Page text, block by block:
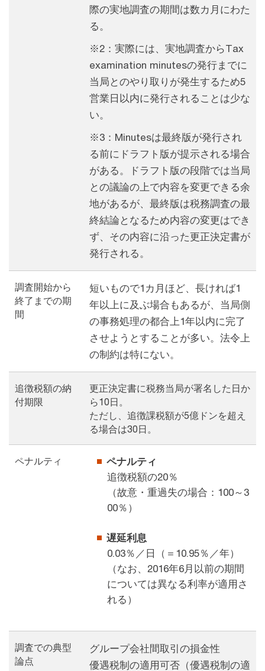
際の実地調査の期間は数カ月にわた
る。
※2：実際には、実地調査からTax
examination minutesの発行までに
当局とのやり取りが発生するため5
営業日以内に発行されることは少な
い。
※3：Minutesは最終版が発行され
る前にドラフト版が提示される場合
がある。ドラフト版の段階では当局
との議論の上で内容を変更できる余
地があるが、最終版は税務調査の最
終結論となるため内容の変更はでき
ず、その内容に沿った更正決定書が
発行される。
調査開始から
終了までの期
間
短いもので1カ月ほど、長ければ1
年以上に及ぶ場合もあるが、当局側
の事務処理の都合上1年以内に完了
させようとすることが多い。法令上
の制約は特にない。
追徴税額の納
付期限
更正決定書に税務当局が署名した日か
ら10日。
ただし、追徴課税額が5億ドンを超え
る場合は30日。
ペナルティ
ペナルティ
追徴税額の20％
（故意・重過失の場合：100～3
00％）
遅延利息
0.03％／日（＝10.95％／年）
（なお、2016年6月以前の期間
については異なる利率が適用さ
れる）
調査での典型
論点
グループ会社間取引の損金性
優遇税制の適用可否（優遇税制の適